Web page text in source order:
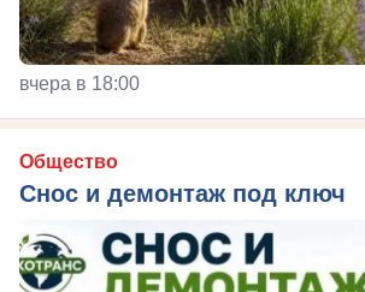
вчера в 18:00
Общество
Снос и демонтаж под ключ